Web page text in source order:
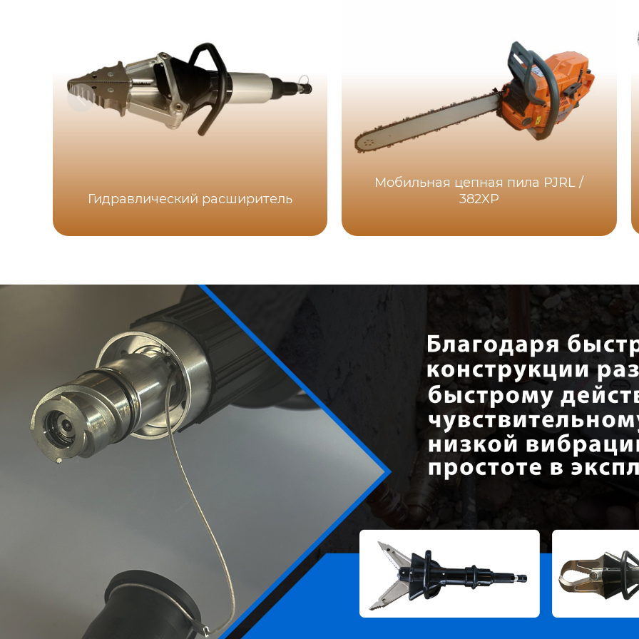
Гидравлический расширитель
Мобильная цепная пила PJRL /
382XP